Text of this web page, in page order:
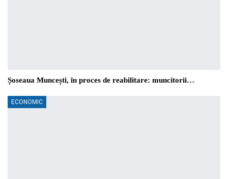
Șoseaua Muncești, în proces de reabilitare: muncitorii…
ECONOMIC